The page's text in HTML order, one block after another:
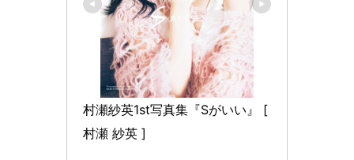
村瀬紗英1st写真集『Sがいい』 [
村瀬 紗英 ]